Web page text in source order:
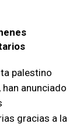
palestino
anunciado
gracias a la